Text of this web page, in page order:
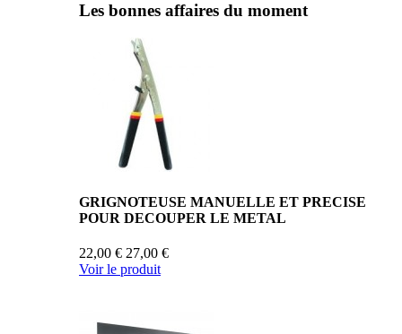
Les bonnes affaires du moment
GRIGNOTEUSE MANUELLE ET PRECISE
POUR DECOUPER LE METAL
22,00 € 27,00 €
Voir le produit